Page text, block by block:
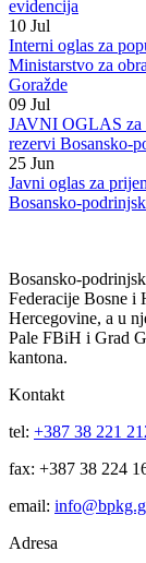
13 Jul
Javni oglas za
Bosansko-
evidencija
10 Jul
Interni oglas za
Ministarstvo za
Goražde
09 Jul
JAVNI OGLAS za
rezervi Bosansko-